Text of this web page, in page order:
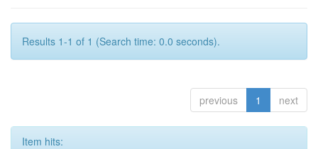
Results 1-1 of 1 (Search time: 0.0 seconds).
previous 1 next
Item hits: